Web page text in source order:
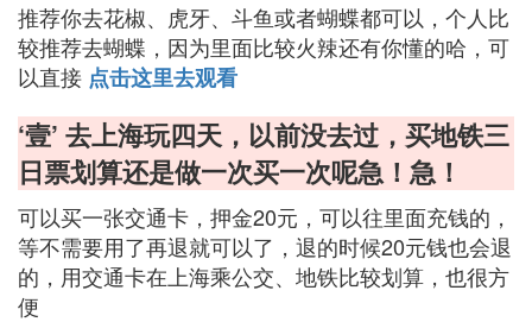
推荐你去花椒、虎牙、斗鱼或者蝴蝶都可以，个人比
较推荐去蝴蝶，因为里面比较火辣还有你懂的哈，可
以直接 点击这里去观看
‘壹’ 去上海玩四天，以前没去过，买地铁三
日票划算还是做一次买一次呢急！急！
可以买一张交通卡，押金20元，可以往里面充钱的，
等不需要用了再退就可以了，退的时候20元钱也会退
的，用交通卡在上海乘公交、地铁比较划算，也很方
便